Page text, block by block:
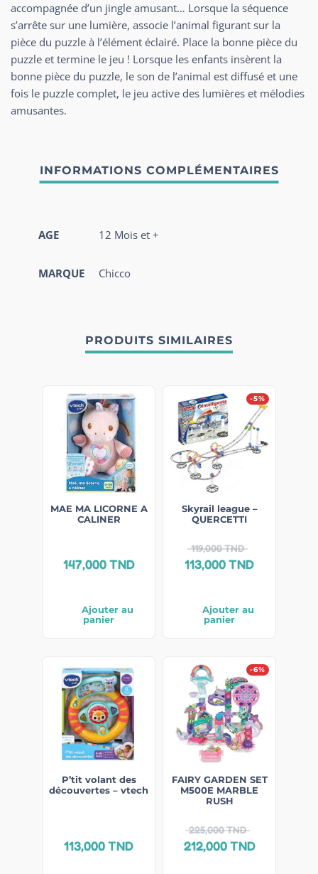
accompagnée d’un jingle amusant… Lorsque la séquence
s’arrête sur une lumière, associe l’animal figurant sur la
pièce du puzzle à l’élément éclairé. Place la bonne pièce du
puzzle et termine le jeu ! Lorsque les enfants insèrent la
bonne pièce du puzzle, le son de l’animal est diffusé et une
fois le puzzle complet, le jeu active des lumières et mélodies
amusantes.
AGE 12 Mois et +
MARQUE Chicco
PRODUITS SIMILAIRES
MAE MA LICORNE A
CALINER
147,000TND
Ajouter au
panier
-5%
Skyrail league –
QUERCETTI
119,000TND
113,000TND
Ajouter au
panier
P’tit volant des
découvertes – vtech
113,000TND
-6%
FAIRY GARDEN SET
M500E MARBLE
RUSH
225,000TND
212,000TND